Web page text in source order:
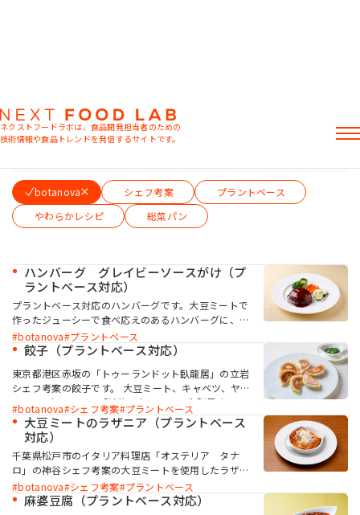
MIYOSHI MIRAI PLATFORM
ミヨシ油脂 コーポレートサイト
ネクストフードラボは、食品開発担当者のための
技術情報や食品トレンドを発信するサイトです。
おすすめキーワード
粉末油脂ラード不足 植物性ミルク食感改良
お問い合わせ
記事
製品情報
レシピ
イベント・セミナー
総菜
botanova シェフ考案
プラントベース
やわらかレシピ
総菜パン
ハンバーグ グレイビーソースがけ（プ
ラントベース対応）
プラントベース対応のハンバーグです。大豆ミートで
作ったジューシーで食べ応えのあるハンバーグに、コ
ク深いグレイビー風のソースをかけました。
botanova「植物のおいしさ 牛脂風味」と「植物の
とジューシー感を再現しています。
botanova プラントベース
餃子（プラントベース対応）
東京都港区赤坂の「トゥーランドット臥龍居」の立岩
シェフ考案の餃子です。 大豆ミート、キャベツ、ヤマ
トイモ、botanova「植物のおいしさ 牛脂風味」で
植物性の肉あん（素肉餃子あん）を、ニラと「植物の
おいしさ 牛脂風味」でソースを作ることで、満足感
のある餃子に仕上がります。 植物性素材のみで、あっ
さりしがちになるのを、botanovaによりコクや香り
をつけられ、満足感のある餃子に仕上がります。
botanova シェフ考案 プラントベース
大豆ミートのラザニア（プラントベース
対応）
千葉県松戸市のイタリア料理店「オステリア タナ
ロ」の神谷シェフ考案の大豆ミートを使用したラザニ
アです。 シェフがもっとも試作を重ねた一品です。
botanova「植物のおいしさ 牛脂風味」を使用する
botanova シェフ考案 プラントベース
麻婆豆腐（プラントベース対応）